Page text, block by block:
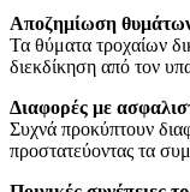
Αποζημίωση
Τα θύματα τροχαίων
διεκδίκηση από τον
Διαφορές με
Συχνά προκύπτουν
προστατεύοντας τα